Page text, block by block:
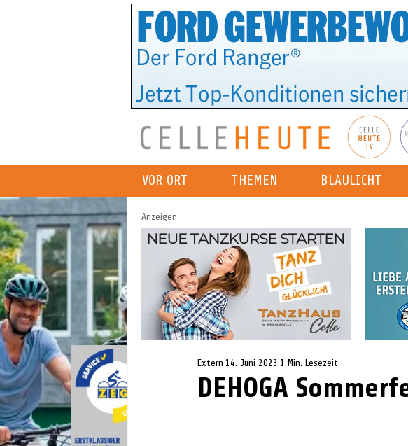
VOR ORT THEMEN BLAULICHT
Anzeigen
DEHOGA
Extern 14. Juni 2023 1 Min. Lesezeit